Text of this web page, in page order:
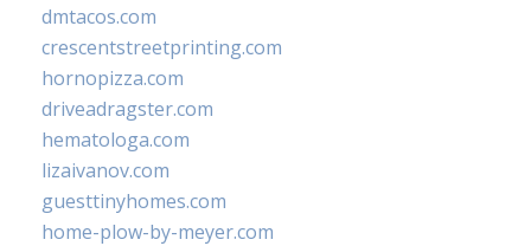
dmtacos.com
crescentstreetprinting.com
hornopizza.com
driveadragster.com
hematologa.com
lizaivanov.com
guesttinyhomes.com
home-plow-by-meyer.com